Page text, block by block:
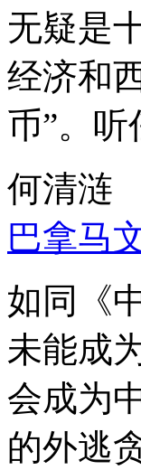
无疑是
经济和
币”。
何清涟
巴拿马
如同《
未能成
会成为
的外逃